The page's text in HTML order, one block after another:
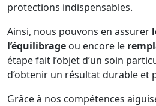
protections indispensables.
Ainsi, nous pouvons en assurer
l’équilibrage ou encore le
étape fait l’objet d’un soin
d’obtenir un résultat durable et
Grâce à nos compétences